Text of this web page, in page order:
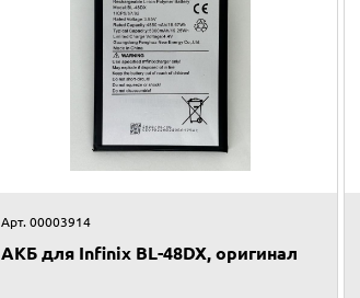
Арт. 00003914
АКБ для Infinix BL-48DX, оригинал